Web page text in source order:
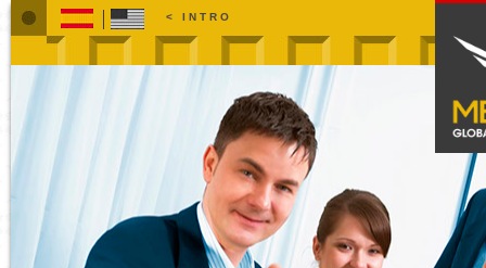
< INTRO
NOSOTROS SERVICIOS